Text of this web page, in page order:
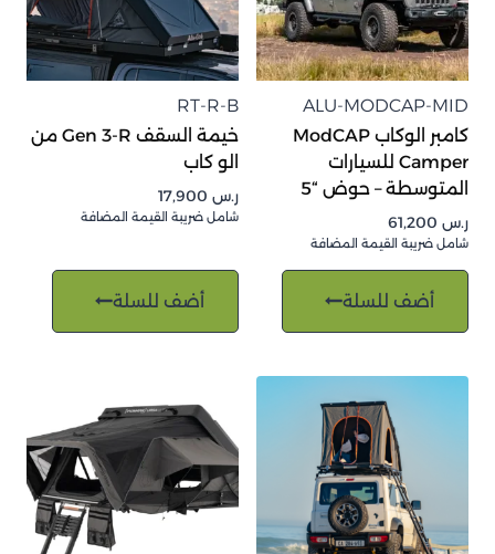
ALU-MODCAP-MID
كامبر الوكاب ModCAP
Camper للسيارات
المتوسطة – حوض “5
ر.س
شامل ضريبة القيمة المضافة
أضف للسلة
RT-R-B
خيمة السقف Gen 3-R من
الو كاب
ر.س
شامل ضريبة القيمة المضافة
أضف للسلة